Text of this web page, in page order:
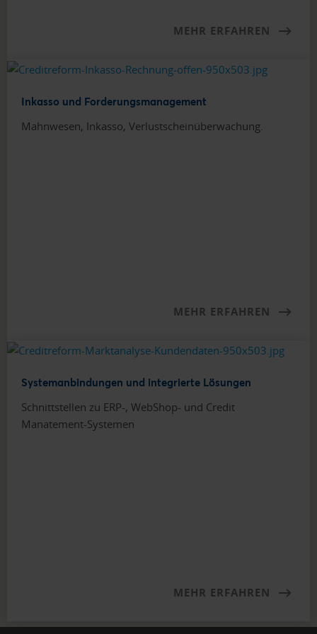
MEHR ERFAHREN
Inkasso und Forderungsmanagement
Mahnwesen, Inkasso, Verlustscheinüberwachung.
MEHR ERFAHREN
Systemanbindungen und integrierte Lösungen
Schnittstellen zu ERP-, WebShop- und Credit
Manatement-Systemen
MEHR ERFAHREN